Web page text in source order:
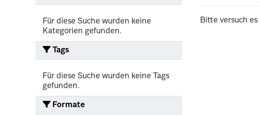
Für diese Suche wurden keine
Kategorien gefunden.
Tags
Für diese Suche wurden keine Tags
gefunden.
Formate
Bitte versuch